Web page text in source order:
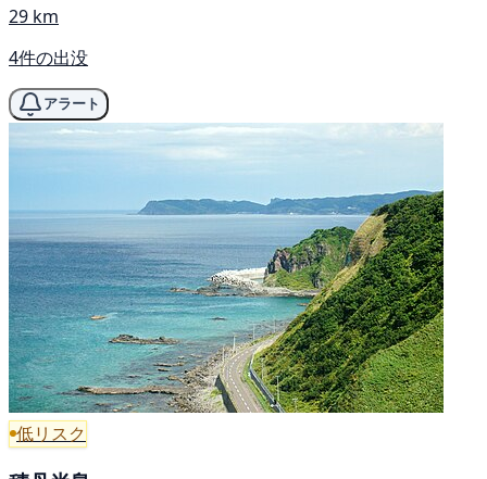
29 km
4件の出没
アラート
低リスク